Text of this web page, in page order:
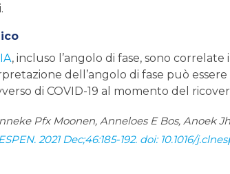
, incluso l’angolo di fase, sono
dell’angolo di fase può
di COVID-19 al momento del
Pfx Moonen, Anneloes E Bos, Anoek
2021 Dec;46:185-192. doi: 10.1016/